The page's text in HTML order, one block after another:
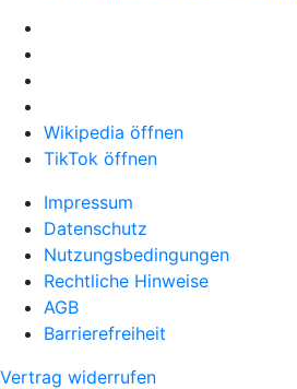
Wikipedia öffnen
TikTok öffnen
Impressum
Datenschutz
Nutzungsbedingungen
Rechtliche Hinweise
AGB
Barrierefreiheit
Vertrag widerrufen